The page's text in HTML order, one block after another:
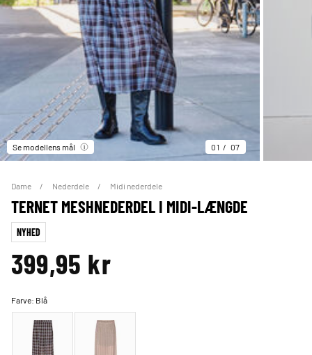
Se modellens mål 01 07
Dame Nederdele Midi nederdele
TERNET MESHNEDERDEL I MIDI-LÆNGDE
NYHED
399,95 kr
Farve: Blå